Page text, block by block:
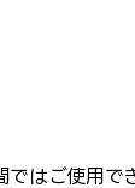
はご使用で